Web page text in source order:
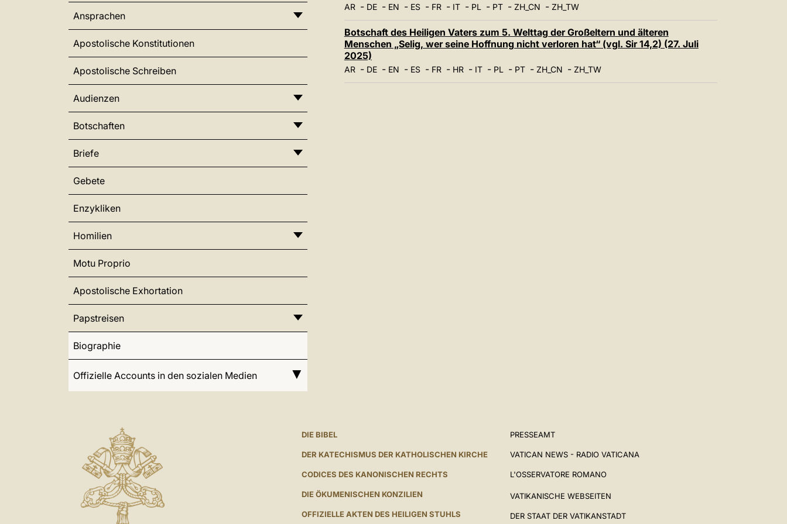
LATINE
Ansprachen
Apostolische Konstitutionen
Apostolische Schreiben
Audienzen
Botschaften
Briefe
Gebete
Enzykliken
Homilien
Motu Proprio
Apostolische Exhortation
Papstreisen
Biographie
Offizielle Accounts in den sozialen Medien
AR- DE- EN - ES- FR- IT- PL- PT- ZH_CN - ZH_TW
Botschaft des Heiligen Vaters zum 5. Welttag der Großeltern und älteren
Menschen „Selig, wer seine Hoffnung nicht verloren hat“ (vgl. Sir 14,2) (27. Juli
2025)
AR- DE- EN - ES- FR- HR- IT- PL- PT- ZH_CN - ZH_TW
DIE BIBEL
DER KATECHISMUS DER KATHOLISCHEN KIRCHE
CODICES DES KANONISCHEN RECHTS
DIE ÖKUMENISCHEN KONZILIEN
OFFIZIELLE AKTEN DES HEILIGEN STUHLS
PRESSEAMT
VATICAN NEWS - RADIO VATICANA
L'OSSERVATORE ROMANO
VATIKANISCHE WEBSEITEN
DER STAAT DER VATIKANSTADT